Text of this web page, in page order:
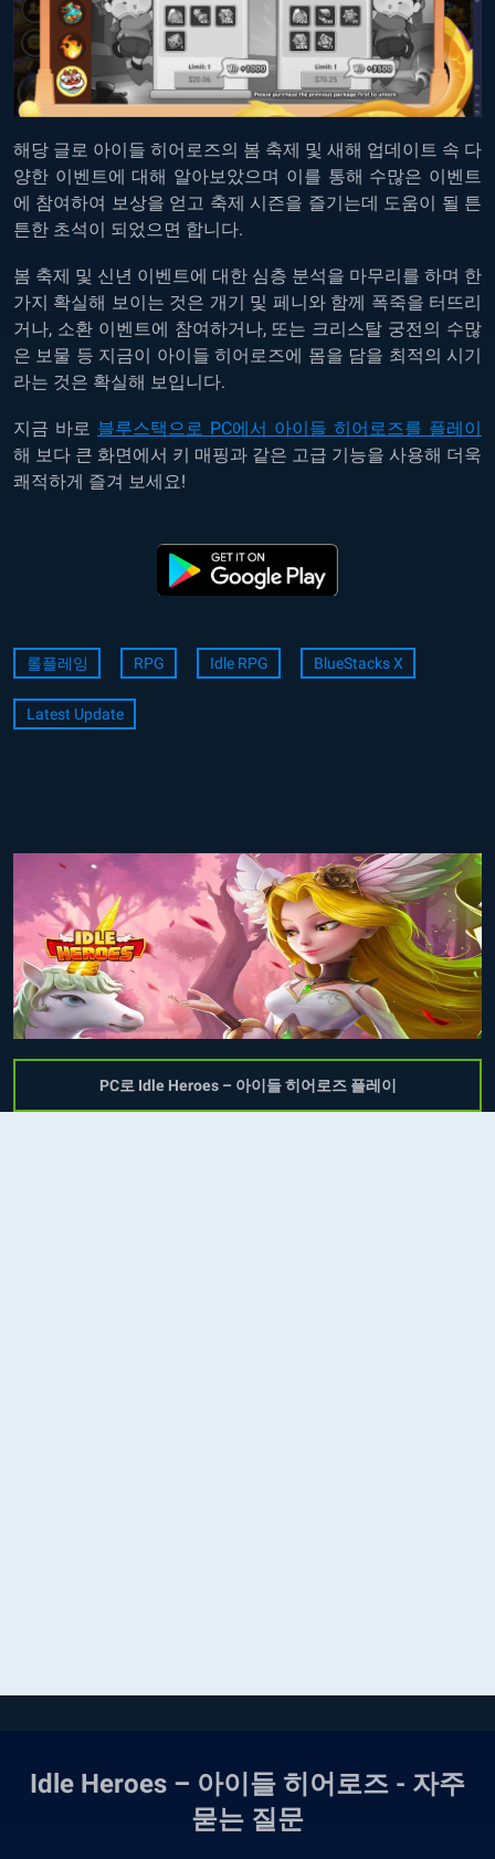
해당 글로 아이들 히어로즈의 봄 축제 및 새해 업데이트 속 다
양한 이벤트에 대해 알아보았으며 이를 통해 수많은 이벤트
에 참여하여 보상을 얻고 축제 시즌을 즐기는데 도움이 될 튼
튼한 초석이 되었으면 합니다.
봄 축제 및 신년 이벤트에 대한 심층 분석을 마무리를 하며 한
가지 확실해 보이는 것은 개기 및 페니와 함께 폭죽을 터뜨리
거나, 소환 이벤트에 참여하거나, 또는 크리스탈 궁전의 수많
은 보물 등 지금이 아이들 히어로즈에 몸을 담을 최적의 시기
라는 것은 확실해 보입니다.
지금 바로 블루스택으로 PC에서 아이들 히어로즈를 플레이
해 보다 큰 화면에서 키 매핑과 같은 고급 기능을 사용해 더욱
쾌적하게 즐겨 보세요!
롤플레잉 RPG Idle RPG BlueStacks X
Latest Update
PC로 Idle Heroes – 아이들 히어로즈 플레이
Idle Heroes – 아이들 히어로즈 - 자주
묻는 질문